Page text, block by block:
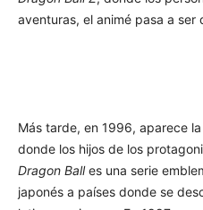
aventuras, el animé pasa a
Más tarde, en 1996, aparece
donde los hijos de los
Dragon Balles una serie
japonés a países donde se